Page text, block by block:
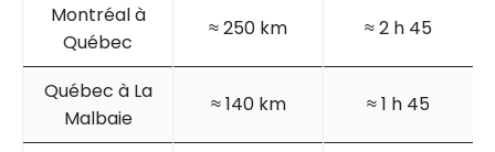
Montréal à
Québec
≈ 250 km ≈ 2 h 45
Québec à La
Malbaie
≈ 140 km ≈ 1 h 45